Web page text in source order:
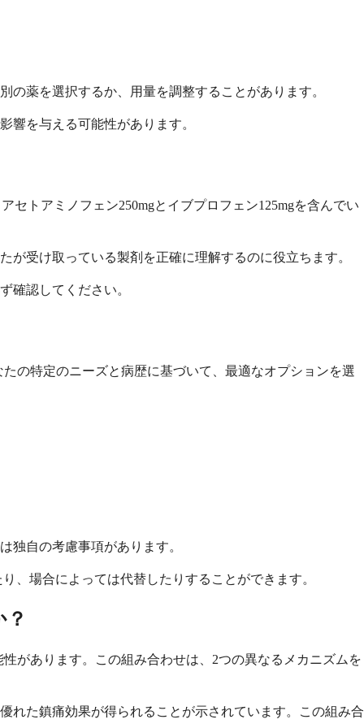
薬を選択するか、用量を調整することがあります。
響を与える可能性があります。
トアミノフェン250mgとイブプロフェン125mgを含んでい
受け取っている製剤を正確に理解するのに役立ちます。
確認してください。
の特定のニーズと病歴に基づいて、最適なオプションを選
独自の考慮事項があります。
、場合によっては代替したりすることができます。
があります。この組み合わせは、2つの異なるメカニズムを
れた鎮痛効果が得られることが示されています。この組み合